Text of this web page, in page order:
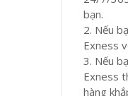
bạn.
2. Nếu
Exness
3. Nếu
Exness
hàng